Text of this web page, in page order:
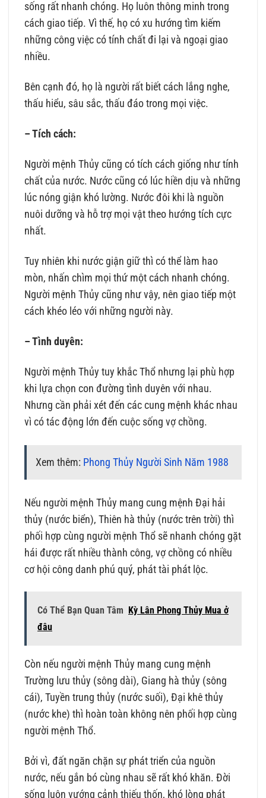
sống rất nhanh chóng. Họ luôn thông minh trong
cách giao tiếp. Vì thế, họ có xu hướng tìm kiếm
những công việc có tính chất đi lại và ngoại giao
nhiều.
Bên cạnh đó, họ là người rất biết cách lắng nghe,
thấu hiểu, sâu sắc, thấu đáo trong mọi việc.
– Tích cách:
Người mệnh Thủy cũng có tích cách giống như tính
chất của nước. Nước cũng có lúc hiền dịu và những
lúc nóng giận khó lường. Nước đôi khi là nguồn
nuôi dưỡng và hỗ trợ mọi vật theo hướng tích cực
nhất.
Tuy nhiên khi nước giận giữ thì có thể làm hao
mòn, nhấn chìm mọi thứ một cách nhanh chóng.
Người mệnh Thủy cũng như vậy, nên giao tiếp một
cách khéo léo với những người này.
– Tình duyên:
Người mệnh Thủy tuy khắc Thổ nhưng lại phù hợp
khi lựa chọn con đường tình duyên với nhau.
Nhưng cần phải xét đến các cung mệnh khác nhau
vì có tác động lớn đến cuộc sống vợ chồng.
Xem thêm: Phong Thủy Người Sinh Năm 1988
Nếu người mệnh Thủy mang cung mệnh Đại hải
thủy (nước biển), Thiên hà thủy (nước trên trời) thì
phối hợp cùng người mệnh Thổ sẽ nhanh chóng gặt
hái được rất nhiều thành công, vợ chồng có nhiều
cơ hội công danh phú quý, phát tài phát lộc.
Có Thể Bạn Quan Tâm
Kỳ Lân Phong Thủy Mua ở
đâu
Còn nếu người mệnh Thủy mang cung mệnh
Trường lưu thủy (sông dài), Giang hà thủy (sông
cái), Tuyền trung thủy (nước suối), Đại khê thủy
(nước khe) thì hoàn toàn không nên phối hợp cùng
người mệnh Thổ.
Bởi vì, đất ngăn chặn sự phát triển của nguồn
nước, nếu gắn bó cùng nhau sẽ rất khó khăn. Đời
sống luôn vướng cảnh thiếu thốn, khó lòng phát